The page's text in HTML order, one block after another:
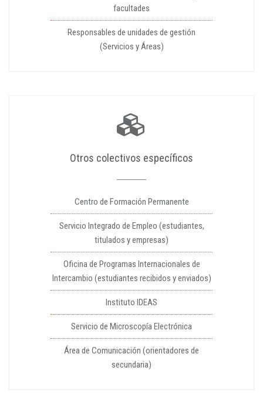
facultades
Responsables de unidades de gestión
(Servicios y Áreas)
Otros colectivos específicos
Centro de Formación Permanente
Servicio Integrado de Empleo (estudiantes,
titulados y empresas)
Oficina de Programas Internacionales de
Intercambio (estudiantes recibidos y enviados)
Instituto IDEAS
Servicio de Microscopía Electrónica
Área de Comunicación (orientadores de
secundaria)